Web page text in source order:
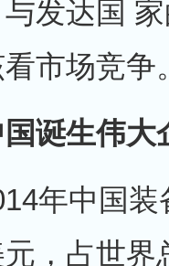
发达国
市场竞争。
诞生伟大
中国装
，占世界